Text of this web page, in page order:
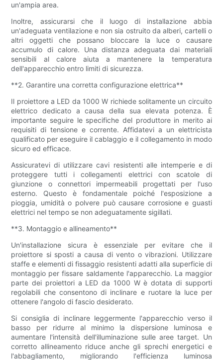
un'ampia area.
Inoltre, assicurarsi che il luogo di installazione abbia
un'adeguata ventilazione e non sia ostruito da alberi, cartelli o
altri oggetti che possano bloccare la luce o causare
accumulo di calore. Una distanza adeguata dai materiali
sensibili al calore aiuta a mantenere la temperatura
dell'apparecchio entro limiti di sicurezza.
**2. Garantire una corretta configurazione elettrica**
Il proiettore a LED da 1000 W richiede solitamente un circuito
elettrico dedicato a causa della sua elevata potenza. È
importante seguire le specifiche del produttore in merito ai
requisiti di tensione e corrente. Affidatevi a un elettricista
qualificato per eseguire il cablaggio e il collegamento in modo
sicuro ed efficace.
Assicuratevi di utilizzare cavi resistenti alle intemperie e di
proteggere tutti i collegamenti elettrici con scatole di
giunzione o connettori impermeabili progettati per l'uso
esterno. Questo è fondamentale poiché l'esposizione a
pioggia, umidità o polvere può causare corrosione e guasti
elettrici nel tempo se non adeguatamente sigillati.
**3. Montaggio e allineamento**
Un'installazione sicura è essenziale per evitare che il
proiettore si sposti a causa di vento o vibrazioni. Utilizzare
staffe e elementi di fissaggio resistenti adatti alla superficie di
montaggio per fissare saldamente l'apparecchio. La maggior
parte dei proiettori a LED da 1000 W è dotata di supporti
regolabili che consentono di inclinare e ruotare la luce per
ottenere l'angolo di fascio desiderato.
Si consiglia di inclinare leggermente l'apparecchio verso il
basso per ridurre al minimo la dispersione luminosa e
aumentare l'intensità dell'illuminazione sulle aree target. Un
corretto allineamento riduce anche gli sprechi energetici e
l'abbagliamento, migliorando l'efficienza luminosa